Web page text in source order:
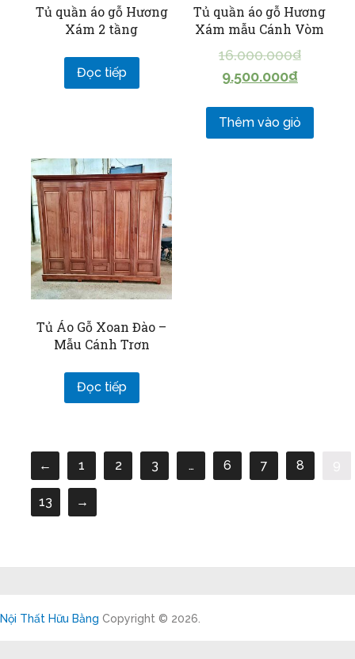
Tủ quần áo gỗ Hương
Xám 2 tầng
Đọc tiếp
Tủ quần áo gỗ Hương
Xám mẫu Cánh Vòm
16.000.000₫
9.500.000₫
Thêm vào giỏ
Tủ Áo Gỗ Xoan Đào –
Mẫu Cánh Trơn
Đọc tiếp
← 1 2 3 … 6 7 8
13 →
Nội Thất Hữu Bằng Copyright © 2026.